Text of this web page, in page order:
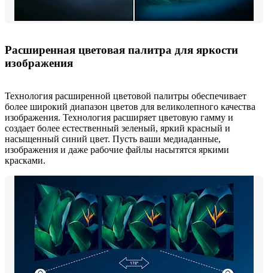
Расширенная цветовая палитра для яркости
изображения
Технология расширенной цветовой палитры обеспечивает
более широкий диапазон цветов для великолепного качества
изображения. Технология расширяет цветовую гамму и
создает более естественный зеленый, яркий красный и
насыщенный синий цвет. Пусть ваши медиаданные,
изображения и даже рабочие файлы насытятся яркими
красками.